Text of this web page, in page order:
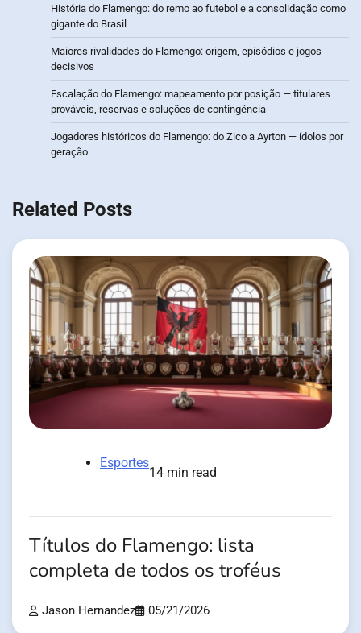
História do Flamengo: do remo ao futebol e a consolidação como
gigante do Brasil
Maiores rivalidades do Flamengo: origem, episódios e jogos
decisivos
Escalação do Flamengo: mapeamento por posição — titulares
prováveis, reservas e soluções de contingência
Jogadores históricos do Flamengo: do Zico a Ayrton — ídolos por
geração
Related Posts
Esportes
14 min read
Títulos do Flamengo: lista
completa de todos os troféus
Jason Hernandez 05/21/2026